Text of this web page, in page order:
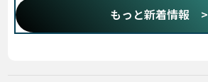
もっと新着情報 >